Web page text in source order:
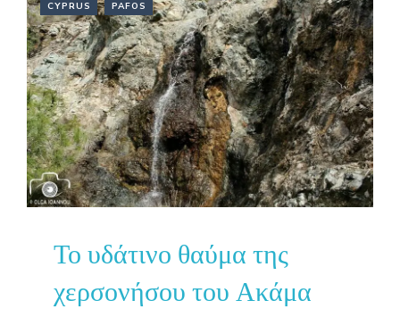
CYPRUS PAFOS
Το υδάτινο θαύμα της
χερσονήσου του Ακάμα